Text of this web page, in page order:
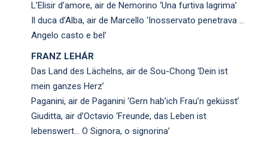
L’Elisir d’amore, air de Nemorino ‘Una furtiva lagrima’
Il duca d’Alba, air de Marcello ‘Inosservato penetrava …
Angelo casto e bel’
FRANZ LEHÁR
Das Land des Lächelns, air de Sou-Chong ‘Dein ist
mein ganzes Herz’
Paganini, air de Paganini ‘Gern hab’ich Frau’n geküsst’
Giuditta, air d’Octavio ‘Freunde, das Leben ist
lebenswert… O Signora, o signorina’